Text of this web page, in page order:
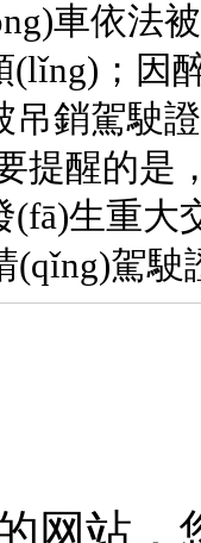
車依法
；
吊銷駕駛
醒的是
生重大
駕駛證
网站，